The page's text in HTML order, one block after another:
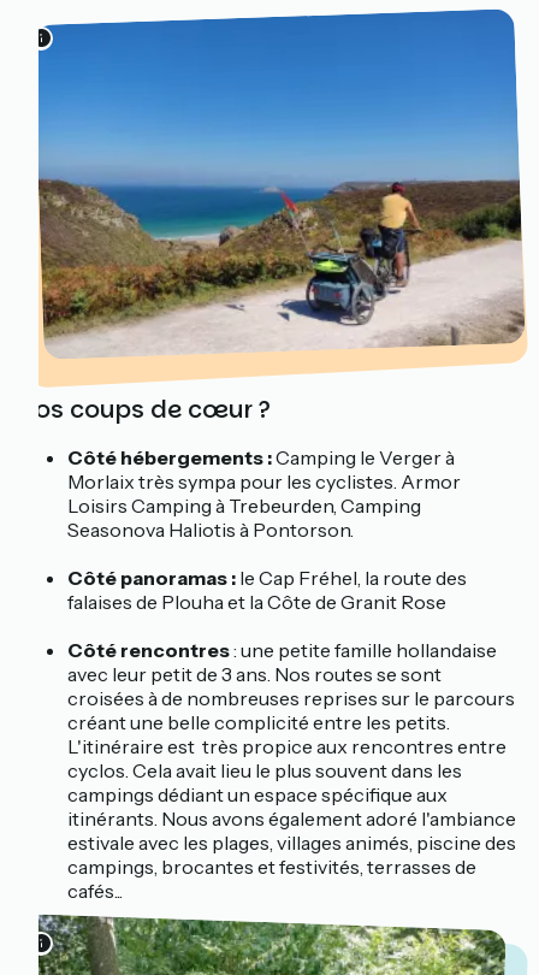
Vos coups de cœur ?
Côté hébergements :Camping le Verger à
Morlaix très sympa pour les cyclistes. Armor
Loisirs Camping à Trebeurden, Camping
Seasonova Haliotis à Pontorson.
Côté panoramas : le Cap Fréhel, la route des
falaises de Plouha et la Côte de Granit Rose
Côté rencontres: une petite famille hollandaise
avec leur petit de 3 ans. Nos routes se sont
croisées à de nombreuses reprises sur le parcours
créant une belle complicité entre les petits.
L'itinéraire est très propice aux rencontres entre
cyclos. Cela avait lieu le plus souvent dans les
campings dédiant un espace spécifique aux
itinérants. Nous avons également adoré l'ambiance
estivale avec les plages, villages animés, piscine des
campings, brocantes et festivités, terrasses de
cafés...